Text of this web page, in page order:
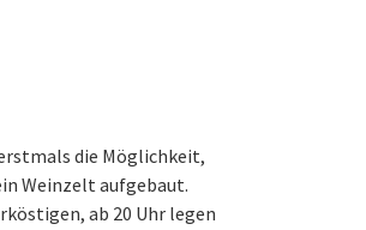
die Möglichkeit,
Weinzelt aufgebaut.
ab 20 Uhr legen